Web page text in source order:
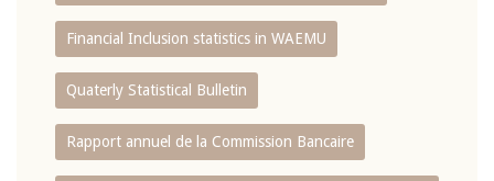
Financial Inclusion statistics in WAEMU
Quaterly Statistical Bulletin
Rapport annuel de la Commission Bancaire